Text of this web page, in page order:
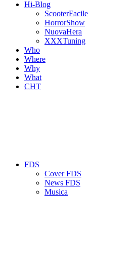
Hi-Blog
ScooterFacile
HorrorShow
NuovaHera
XXXTuning
Who
Where
Why
What
CHT
FDS
Cover FDS
News FDS
Musica